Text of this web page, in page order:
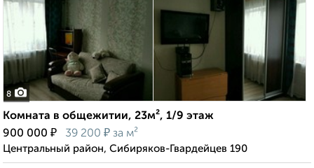
8
Комната в общежитии, 23м², 1/9 этаж
900 000 ₽ 39 200 ₽ за м²
Центральный район, Сибиряков-Гвардейцев 190